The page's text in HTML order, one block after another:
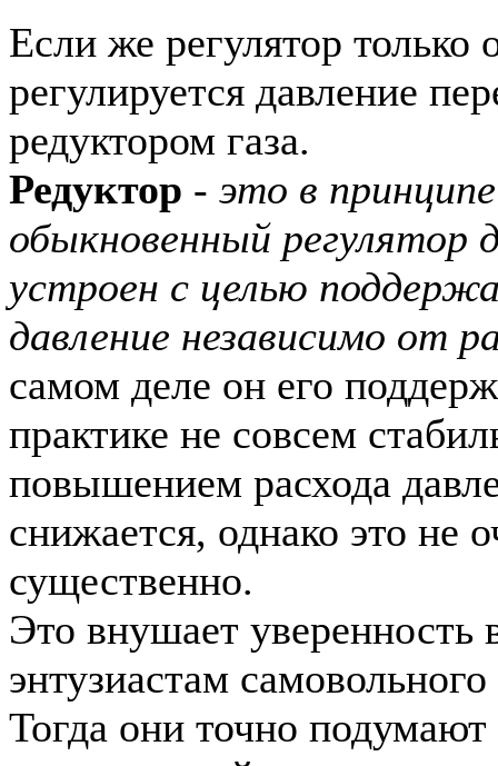
Если же регулятор только
регулируется давление
редуктором газа.
Редуктор - это в
обыкновенный регулятор
устроен с целью
давление независимо от
самом деле он его
практике не совсем
повышением расхода
снижается, однако это не
существенно.
Это внушает уверенность
энтузиастам
Тогда они точно